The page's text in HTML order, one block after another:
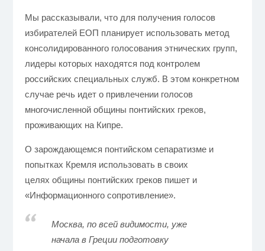
Мы рассказывали, что для получения голосов
избирателей ΕΟΠ планирует использовать метод
консолидированного голосования этнических групп,
лидеры которых находятся под контролем
российских специальных служб. В этом конкретном
случае речь идет о привлечении голосов
многочисленной общины понтийских греков,
проживающих на Кипре.
О зарождающемся понтийском сепаратизме и
попытках Кремля использоватьв своих
целях общины понтийских греков пишет и
«Информационного сопротивление».
Москва, по всей видимости, уже
начала в Греции подготовку